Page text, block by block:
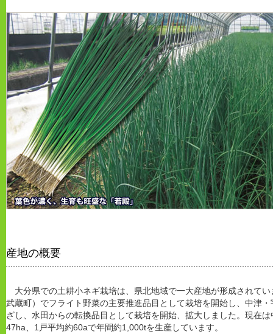
産地の概要
大分県での土耕小ネギ栽培は、県北地域で一大産地が形成されて
武蔵町）でフライト野菜の主要推進品目として栽培を開始し、中津
ざし、水田からの転換品目として栽培を開始、拡大しました。現在
47ha、1戸平均約60aで年間約1,000tを生産しています。